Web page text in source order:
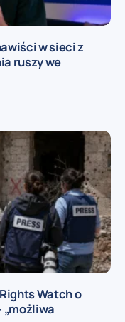
w sieci z
ruszy we
Watch o